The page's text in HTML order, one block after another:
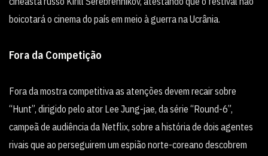
boicotará o cinema do país em meio à guerra na Ucrânia.
Fora da Competição
Fora da mostra competitiva as atenções devem recair sobre
“Hunt”, dirigido pelo ator Lee Jung-jae, da série “Round-6”,
campeã de audiência da Netflix, sobre a história de dois agentes
rivais que ao perseguirem um espião norte-coreano descobrem